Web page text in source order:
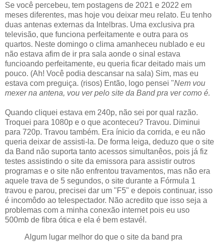
Se você percebeu, tem postagens de 2021 e 2022 em
meses diferentes, mas hoje vou deixar meu relato. Eu tenho
duas antenas externas da Intelbras. Uma exclusiva pra
televisão, que funciona perfeitamente e outra para os
quartos. Neste domingo o clima amanheceu nublado e eu
não estava afim de ir pra sala aonde o sinal estava
funcioando perfeitamente, eu queria ficar deitado mais um
pouco. (Ah! Você podia descansar na sala) Sim, mas eu
estava com preguiça. (risos) Então, logo pensei "Nem vou
mexer na antena, vou ver pelo site da Band pra ver como é.
Quando cliquei estava em 240p, não sei por qual razão.
Troquei para 1080p e o que aconteceu? Travou. Diminui
para 720p. Travou também. Era ínicio da corrida, e eu não
queria deixar de assisti-la. De forma leiga, deduzo que o site
da Band não suporta tanto acessos simultanêos, pois já fiz
testes assistindo o site da emissora para assistir outros
programas e o site não enfrentou travamentos, mas não era
aquele trava de 5 segundos, o site durante a Fórmula 1
travou e parou, precisei dar um "F5" e depois continuar, isso
é incomôdo ao telespectador. Não acredito que isso seja a
problemas com a minha conexão internet pois eu uso
500mb de fibra ótica e ela é bem estavél.
Algum lugar melhor do que o site da band pra